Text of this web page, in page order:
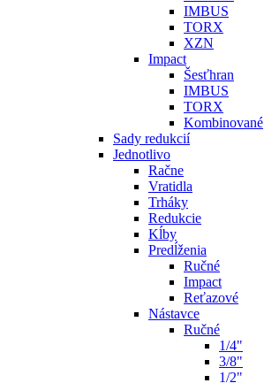
IMBUS
TORX
XZN
Impact
Šesťhran
IMBUS
TORX
Kombinované
Sady redukcií
Jednotlivo
Račne
Vratidla
Trháky
Redukcie
Kĺby
Predĺženia
Ručné
Impact
Reťazové
Nástavce
Ručné
1/4"
3/8"
1/2"